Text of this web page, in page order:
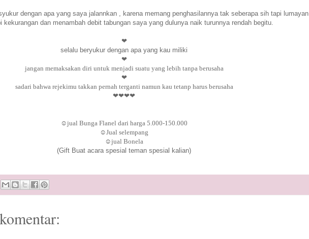
dengan apa yang saya jalannkan , karena memang penghasilannya tak seberapa sih tapi lumayan
kekurangan dan menambah debit tabungan saya yang dulunya naik turunnya rendah begitu.
❤
selalu beryukur dengan apa yang kau miliki
❤
jangan memaksakan diri untuk menjadi suatu yang lebih tanpa berusaha
❤
sadari bahwa rejekimu takkan pernah terganti namun kau tetanp harus berusaha
❤❤❤❤
☺jual Bunga Flanel dari harga 5.000-150.000
☺Jual selempang
☺jual Bonela
(Gift Buat acara spesial teman spesial kalian)